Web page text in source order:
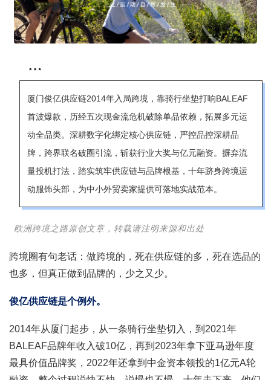
厦门俊亿供应链2014年入局跨境，靠骑行坐垫打响BALEAF
首波爆款，历经五次现金流危机破除单品依赖，拓展多元运
动全品类。深耕数字化绑定核心供应链，严控品控深耕品
牌，跨界联名破圈引流，斩获行业大奖与亿元融资。摒弃流
量投机打法，踏实筑牢供应链与品牌根基，十年跻身跨境运
动服饰头部，为中小外贸卖家提供可落地实战范本。
欧洲跨境之路原创文章，转载请注明来源和出处
跨境圈有句老话：做跨境的，死在供应链的多，死在选品的
也多，但真正做到品牌的，少之又少。
俊亿供应链是个例外。
2014年从厦门起步，从一条骑行坐垫切入，到2021年
BALEAF品牌年收入破10亿，再到2023年拿下亚马逊年度
最具价值品牌奖，2022年还拿到中金资本领投的1亿元A轮